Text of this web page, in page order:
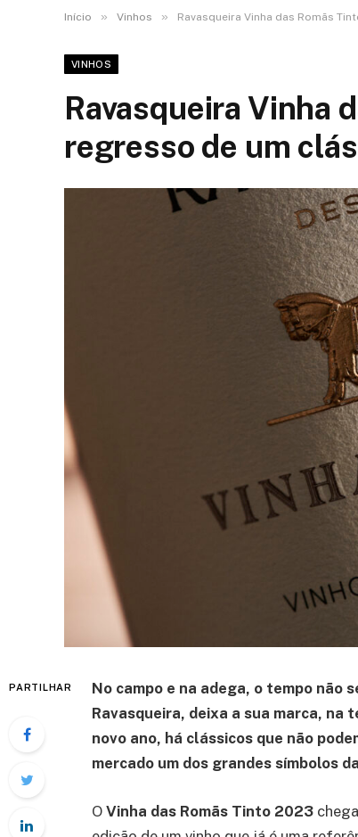
Início » Vinhos » Ravasqueira Vinha das Romãs
VINHOS
Ravasqueira Vinha
regresso de um
PARTILHAR
No campo e na adega, o tempo não
Ravasqueira, deixa a sua marca, na
novo ano, há clássicos que não
mercado um dos grandes símbolos
O Vinha das Romãs Tinto 2023